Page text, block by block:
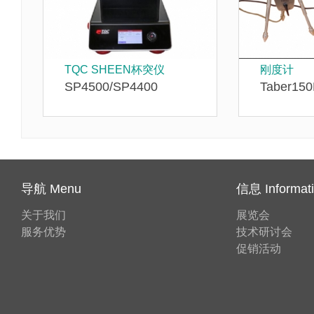
TQC SHEEN杯突仪
SP4500/SP4400
刚度计
导航 Menu
关于我们
服务优势
信息
展览会
技术研讨会
促销活动